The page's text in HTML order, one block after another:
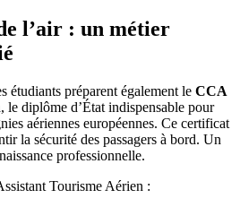
l’air : un métier
préparent également le CCA
, le diplôme d’État indispensable pour
aériennes européennes. Ce certificat
la sécurité des passagers à bord. Un
professionnelle.
Tourisme Aérien :